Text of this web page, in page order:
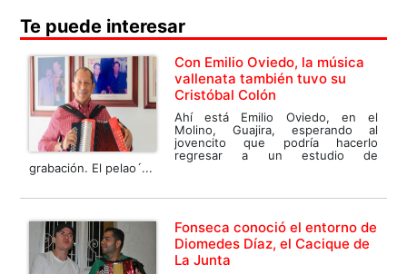
Te puede interesar
Con Emilio Oviedo, la música
vallenata también tuvo su
Cristóbal Colón
Ahí está Emilio Oviedo, en el
Molino, Guajira, esperando al
jovencito que podría hacerlo
regresar a un estudio de
grabación. El pelao´...
Fonseca conoció el entorno de
Diomedes Díaz, el Cacique de
La Junta